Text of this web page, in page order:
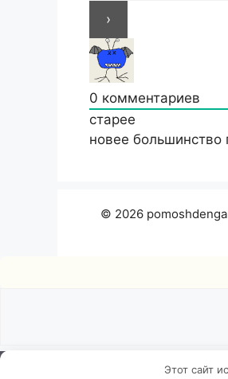
0 комментариев
старее
новее большинство
© 2026
Этот сайт